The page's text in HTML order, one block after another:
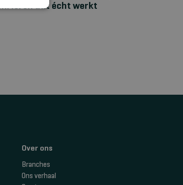
leren dat écht werkt
Over ons
Branches
Ons verhaal